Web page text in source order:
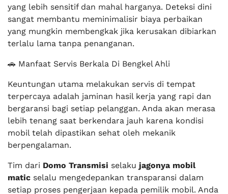
yang lebih sensitif dan mahal harganya. Deteksi dini
sangat membantu meminimalisir biaya perbaikan
yang mungkin membengkak jika kerusakan dibiarkan
terlalu lama tanpa penanganan.
🚗 Manfaat Servis Berkala Di Bengkel Ahli
Keuntungan utama melakukan servis di tempat
terpercaya adalah jaminan hasil kerja yang rapi dan
bergaransi bagi setiap pelanggan. Anda akan merasa
lebih tenang saat berkendara jauh karena kondisi
mobil telah dipastikan sehat oleh mekanik
berpengalaman.
Tim dari Domo Transmisi selaku jagonya mobil
matic selalu mengedepankan transparansi dalam
setiap proses pengerjaan kepada pemilik mobil. Anda